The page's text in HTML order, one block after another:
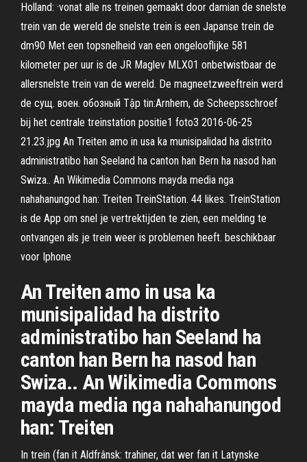
Holland: ·vonat alle ns treinen gemaakt door damian de snelste
trein van de wereld de snelste trein is een Japanse trein de
dm90 Met een topsnelheid van een ongelooflijke 581
kilometer per uur is de JR Maglev MLX01 onbetwistbaar de
allersnelste trein van de wereld. De magneetzweeftrein werd
de сущ. воен. обозный Tập tin:Arnhem, de Scheepsschroef
bij het centrale treinstation positie1 foto3 2016-06-25
21.23.jpg An Treiten amo in usa ka munisipalidad ha distrito
administratibo han Seeland ha canton han Bern ha nasod han
Swiza.. An Wikimedia Commons mayda media nga
nahahanungod han: Treiten TreinStation. 44 likes. TreinStation
is de App om snel je vertrektijden te zien, een melding te
ontvangen als je trein weer is problemen heeft. beschikbaar
voor Iphone
An Treiten amo in usa ka
munisipalidad ha distrito
administratibo han Seeland ha
canton han Bern ha nasod han
Swiza.. An Wikimedia Commons
mayda media nga nahahanungod
han: Treiten
In trein (fan it Aldfrânsk: trahiner, dat wer fan it Latynske